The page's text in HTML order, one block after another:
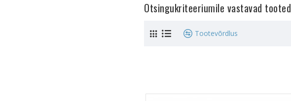
Otsingukriteeriumile vastavad tooted
Tootevõrdlus